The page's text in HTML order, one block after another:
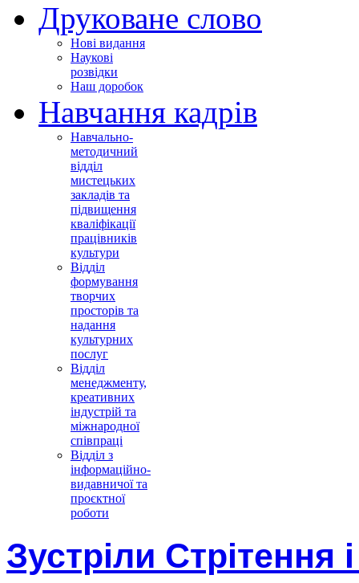
Друковане слово
Нові видання
Наукові
розвідки
Наш доробок
Навчання кадрів
Навчально-
методичний
відділ
мистецьких
закладів та
підвищення
кваліфікації
працівників
культури
Відділ
формування
творчих
просторів та
надання
культурних
послуг
Відділ
менеджменту,
креативних
індустрій та
міжнародної
співпраці
Відділ з
інформаційно-
видавничої та
проєктної
роботи
Зустріли Стрітення